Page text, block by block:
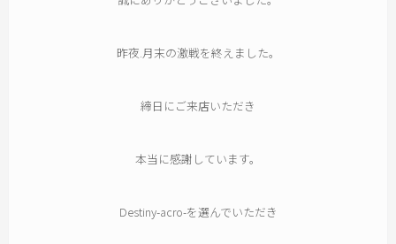
昨夜.月末の激戦を終えました。
締日にご来店いただき
本当に感謝しています。
Destiny-acro-を選んでいただき